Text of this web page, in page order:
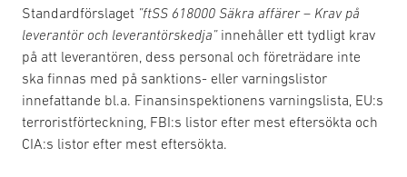
Standardförslaget ”ftSS 618000 Säkra affärer – Krav på
leverantör och leverantörskedja” innehåller ett tydligt krav
på att leverantören, dess personal och företrädare inte
ska finnas med på sanktions- eller varningslistor
innefattande bl.a. Finansinspektionens varningslista, EU:s
terroristförteckning, FBI:s listor efter mest eftersökta och
CIA:s listor efter mest eftersökta.